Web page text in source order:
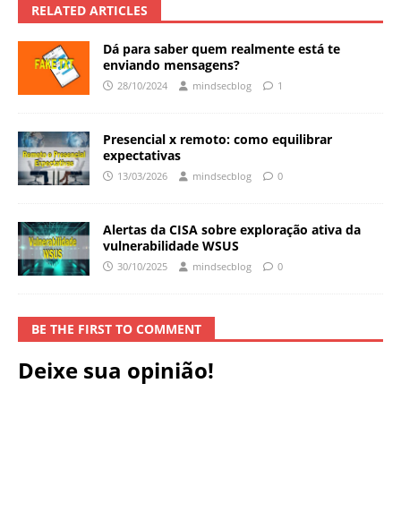
RELATED ARTICLES
Dá para saber quem realmente está te
enviando mensagens?
28/10/2024 mindsecblog 1
Presencial x remoto: como equilibrar
expectativas
13/03/2026 mindsecblog 0
Alertas da CISA sobre exploração ativa da
vulnerabilidade WSUS
30/10/2025 mindsecblog 0
BE THE FIRST TO COMMENT
Deixe sua opinião!